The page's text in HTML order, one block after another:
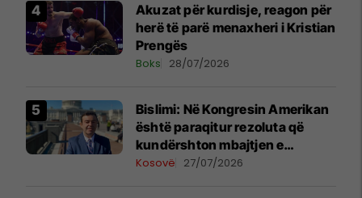
Akuzat për kurdisje, reagon për
herë të parë menaxheri i Kristian
Prengës
Boks 28/07/2026
Bislimi: Në Kongresin Amerikan
është paraqitur rezoluta që
kundërshton mbajtjen e
Asamblesë Parlamentare të
Kosovë 27/07/2026